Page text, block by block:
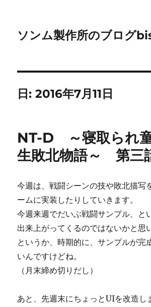
ソンム製作所のブログ
日:2016年7月11日
NT-D ～寝取られ
生敗北物語～ 第三
今週は、戦闘シーンの技や敗北描写
ームに実装したりしていきます。
今週来週でだいぶ戦闘サンプル、と
出来上がってくるのではないかと思
というか、時期的に、サンプルが完
いんですけどね。
（月末締め切りだし）
あと、先週末にちょっとUIを改造し